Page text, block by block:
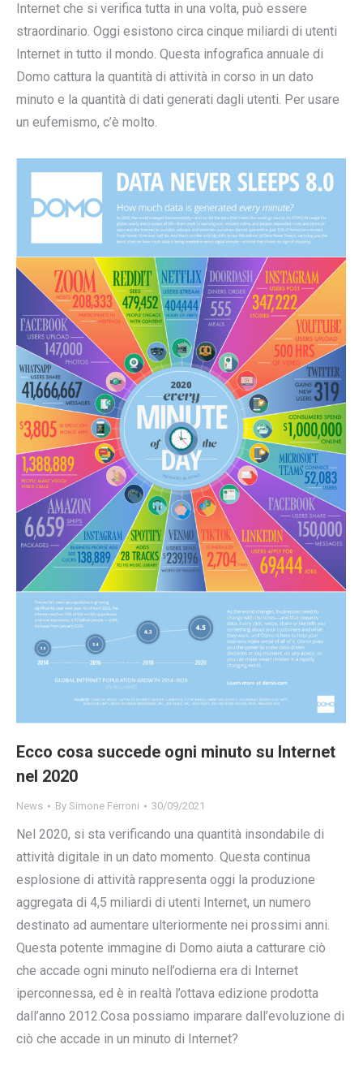
Internet che si verifica tutta in una volta, può essere
straordinario. Oggi esistono circa cinque miliardi di utenti
Internet in tutto il mondo. Questa infografica annuale di
Domo cattura la quantità di attività in corso in un dato
minuto e la quantità di dati generati dagli utenti. Per usare
un eufemismo, c’è molto.
Ecco cosa succede ogni minuto su Internet
nel 2020
News By Simone Ferroni 30/09/2021
Nel 2020, si sta verificando una quantità insondabile di
attività digitale in un dato momento. Questa continua
esplosione di attività rappresenta oggi la produzione
aggregata di 4,5 miliardi di utenti Internet, un numero
destinato ad aumentare ulteriormente nei prossimi anni.
Questa potente immagine di Domo aiuta a catturare ciò
che accade ogni minuto nell’odierna era di Internet
iperconnessa, ed è in realtà l’ottava edizione prodotta
dall’anno 2012.Cosa possiamo imparare dall’evoluzione di
ciò che accade in un minuto di Internet?